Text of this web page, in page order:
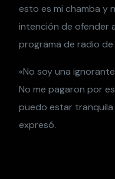
esto es mi chamba y
intención de ofender
programa de radio de
«No soy una
No me pagaron por
puedo estar tranquila
expresó.